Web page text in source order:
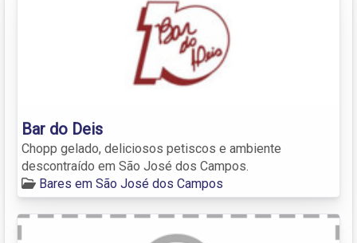
Bar do Deis
Chopp gelado, deliciosos petiscos e ambiente
descontraído em São José dos Campos.
Bares em São José dos Campos